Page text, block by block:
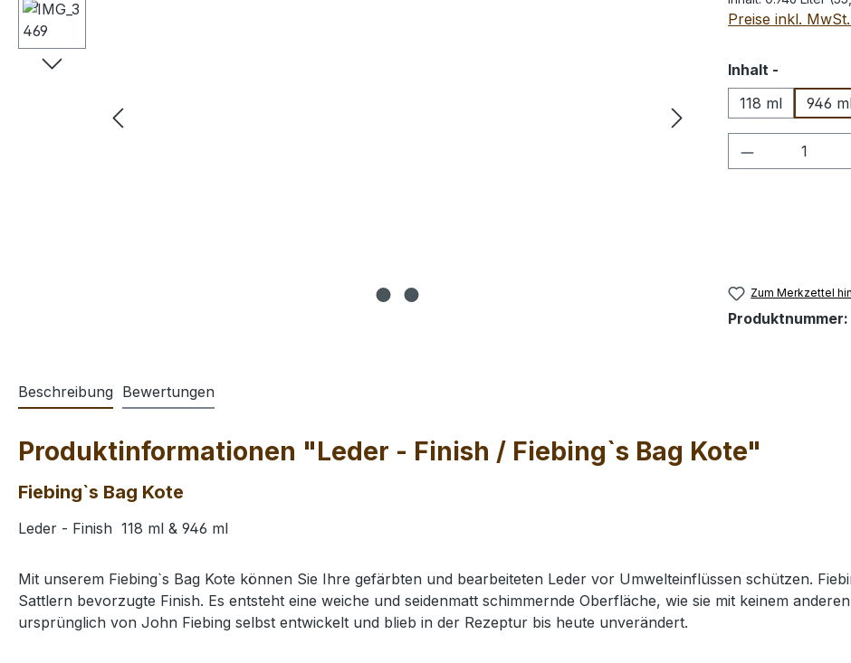
Preise inkl.
Inhalt -
118 ml
946
Produkt
Zum Merkzettel
Produktnummer:
Beschreibung Bewertungen
Produktinformationen "Leder - Finish / Fiebing`s Bag Kote"
Fiebing`s Bag Kote
Leder - Finish 118 ml & 946 ml
Mit unserem Fiebing`s Bag Kote können Sie Ihre gefärbten und bearbeiteten Leder vor Umwelteinflüssen schützen.
Sattlern bevorzugte Finish. Es entsteht eine weiche und seidenmatt schimmernde Oberfläche, wie sie mit keinem
ursprünglich von John Fiebing selbst entwickelt und blieb in der Rezeptur bis heute unverändert.